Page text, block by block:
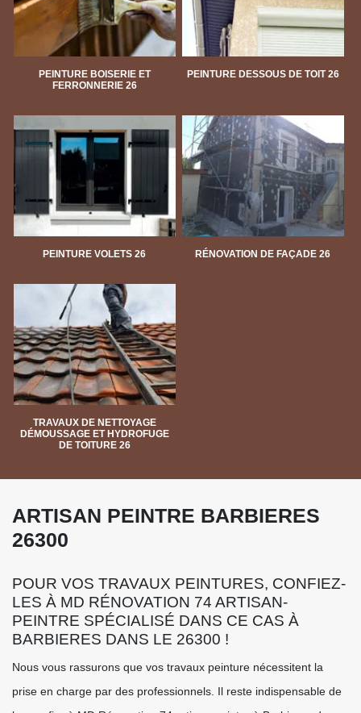
PEINTURE BOISERIE ET
FERRONNERIE 26
PEINTURE DESSOUS DE TOIT 26
PEINTURE VOLETS 26 RÉNOVATION DE FAÇADE 26
TRAVAUX DE NETTOYAGE
DÉMOUSSAGE ET HYDROFUGE
DE TOITURE 26
ARTISAN PEINTRE BARBIERES
26300
POUR VOS TRAVAUX PEINTURES, CONFIEZ-
LES À MD RÉNOVATION 74 ARTISAN-
PEINTRE SPÉCIALISÉ DANS CE CAS À
BARBIERES DANS LE 26300 !
Nous vous rassurons que vos travaux peinture nécessitent la
prise en charge par des professionnels. Il reste indispensable de